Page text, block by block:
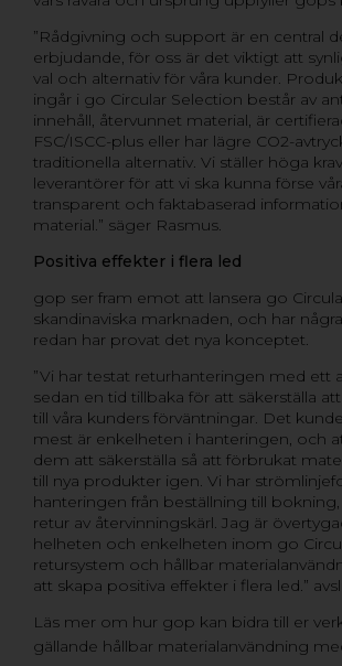
”Rådgivning och support är en central
erbjudande, för oss är det viktigt att
val och alternativ för våra kunder.
ingår i go Circular Selection består av
innehåll, återvunnet material, är
FSC/ISCC-plus eller har lägre CO2-
traditionella alternativ. Vi ställer höga
leverantörer för att vi ska kunna förse
transparent och faktabaserad
material.” säger Rasmus.
Positiva effekter i flera led
gop ser fram emot att lansera go
skandinaviska marknaden, och har
redan har provat det nya konceptet.
”Vi har testat returhanteringen med ett
sedan en tid tillbaka för att säkerställa
till våra kunders förväntningar. Det
mest är enkelheten i hanteringen, och
dem att säkerställa så att förbrukat
till nya produkter igen. Vi har
hanteringen från beställning till
retur av återvinningskärl. Jag är
helheten och enkelheten inom go
retursystem och hållbar
att skapa positiva effekter i flera led.”
Läs mer om hur gop kan bidra till er
gällande hållbar materialanvändning